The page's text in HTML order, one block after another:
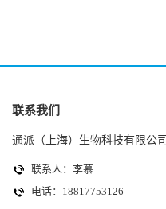
联系我们
通派（上海）生物科技有限公司
联系人：李慕
电话：18817753126